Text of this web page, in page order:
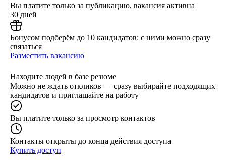
Вы платите только за публикацию, вакансия активна
30 дней
Бонусом подберём до 10 кандидатов: с ними можно сразу
связаться
Разместить вакансию
Находите людей в базе резюме
Можно не ждать откликов — сразу выбирайте подходящих
кандидатов и приглашайте на работу
Вы платите только за просмотр контактов
Контакты открыты до конца действия доступа
Купить доступ